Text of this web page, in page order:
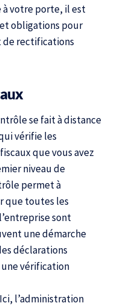
à votre porte, il est
obligations pour
de rectifications
se fait à distance
vérifie les
que vous avez
niveau de
permet à
que toutes les
sont
une démarche
déclarations
une vérification
Ici, l’administration